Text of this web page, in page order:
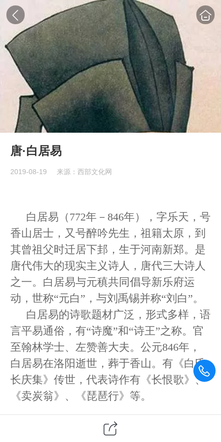
唐·白居易
2019-08-19 来源：西部文化网
白居易（772年－846年），字乐天，号
香山居士，又号醉吟先生，祖籍太原，到
其曾祖父时迁居下邽，生于河南新郑。是
唐代伟大的现实主义诗人，唐代三大诗人
之一。白居易与元稹共同倡导新乐府运
动，世称“元白”，与刘禹锡并称“刘白”。
白居易的诗歌题材广泛，形式多样，语
言平易通俗，有“诗魔”和“诗王”之称。官
至翰林学士、左赞善大夫。公元846年，
白居易在洛阳逝世，葬于香山。有《白氏
长庆集》传世，代表诗作有《长恨歌》、
《卖炭翁》、《琵琶行》等。